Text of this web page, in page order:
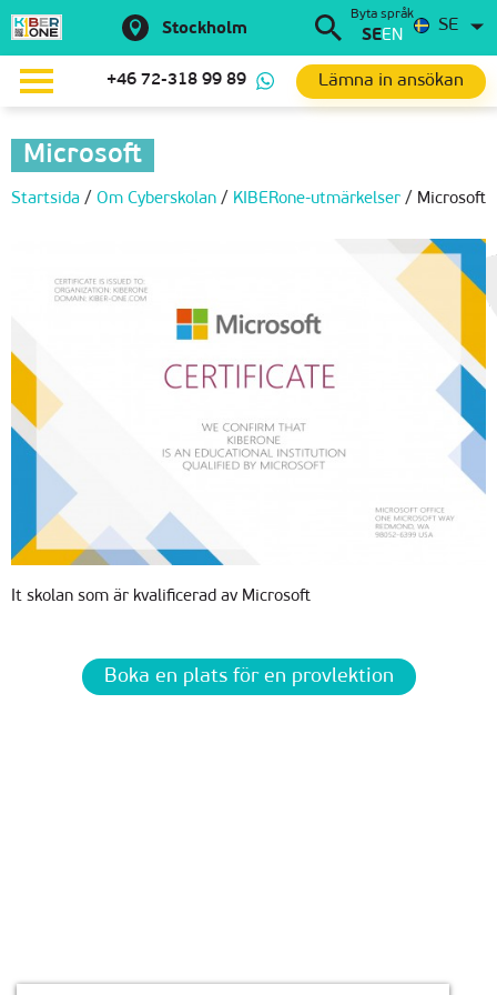
Stockholm
Byta språk
SEEN
SE
+46 72-318 99 89 Lämna in ansökan
Microsoft
Startsida / Om Сyberskolan / KIBERone-utmärkelser / Microsoft
It skolan som är kvalificerad av Microsoft
Boka en plats för en provlektion